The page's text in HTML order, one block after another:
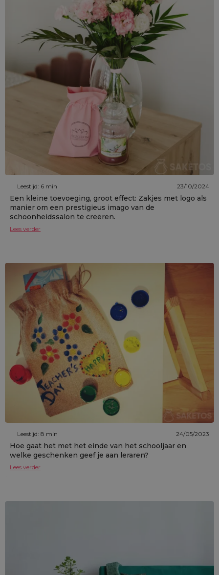
Leestijd: 6 min 23/10/2024
Een kleine toevoeging, groot effect: Zakjes met logo als
manier om een prestigieus imago van de
schoonheidssalon te creëren.
Lees verder
Leestijd: 8 min 24/05/2023
Hoe gaat het met het einde van het schooljaar en
welke geschenken geef je aan leraren?
Lees verder